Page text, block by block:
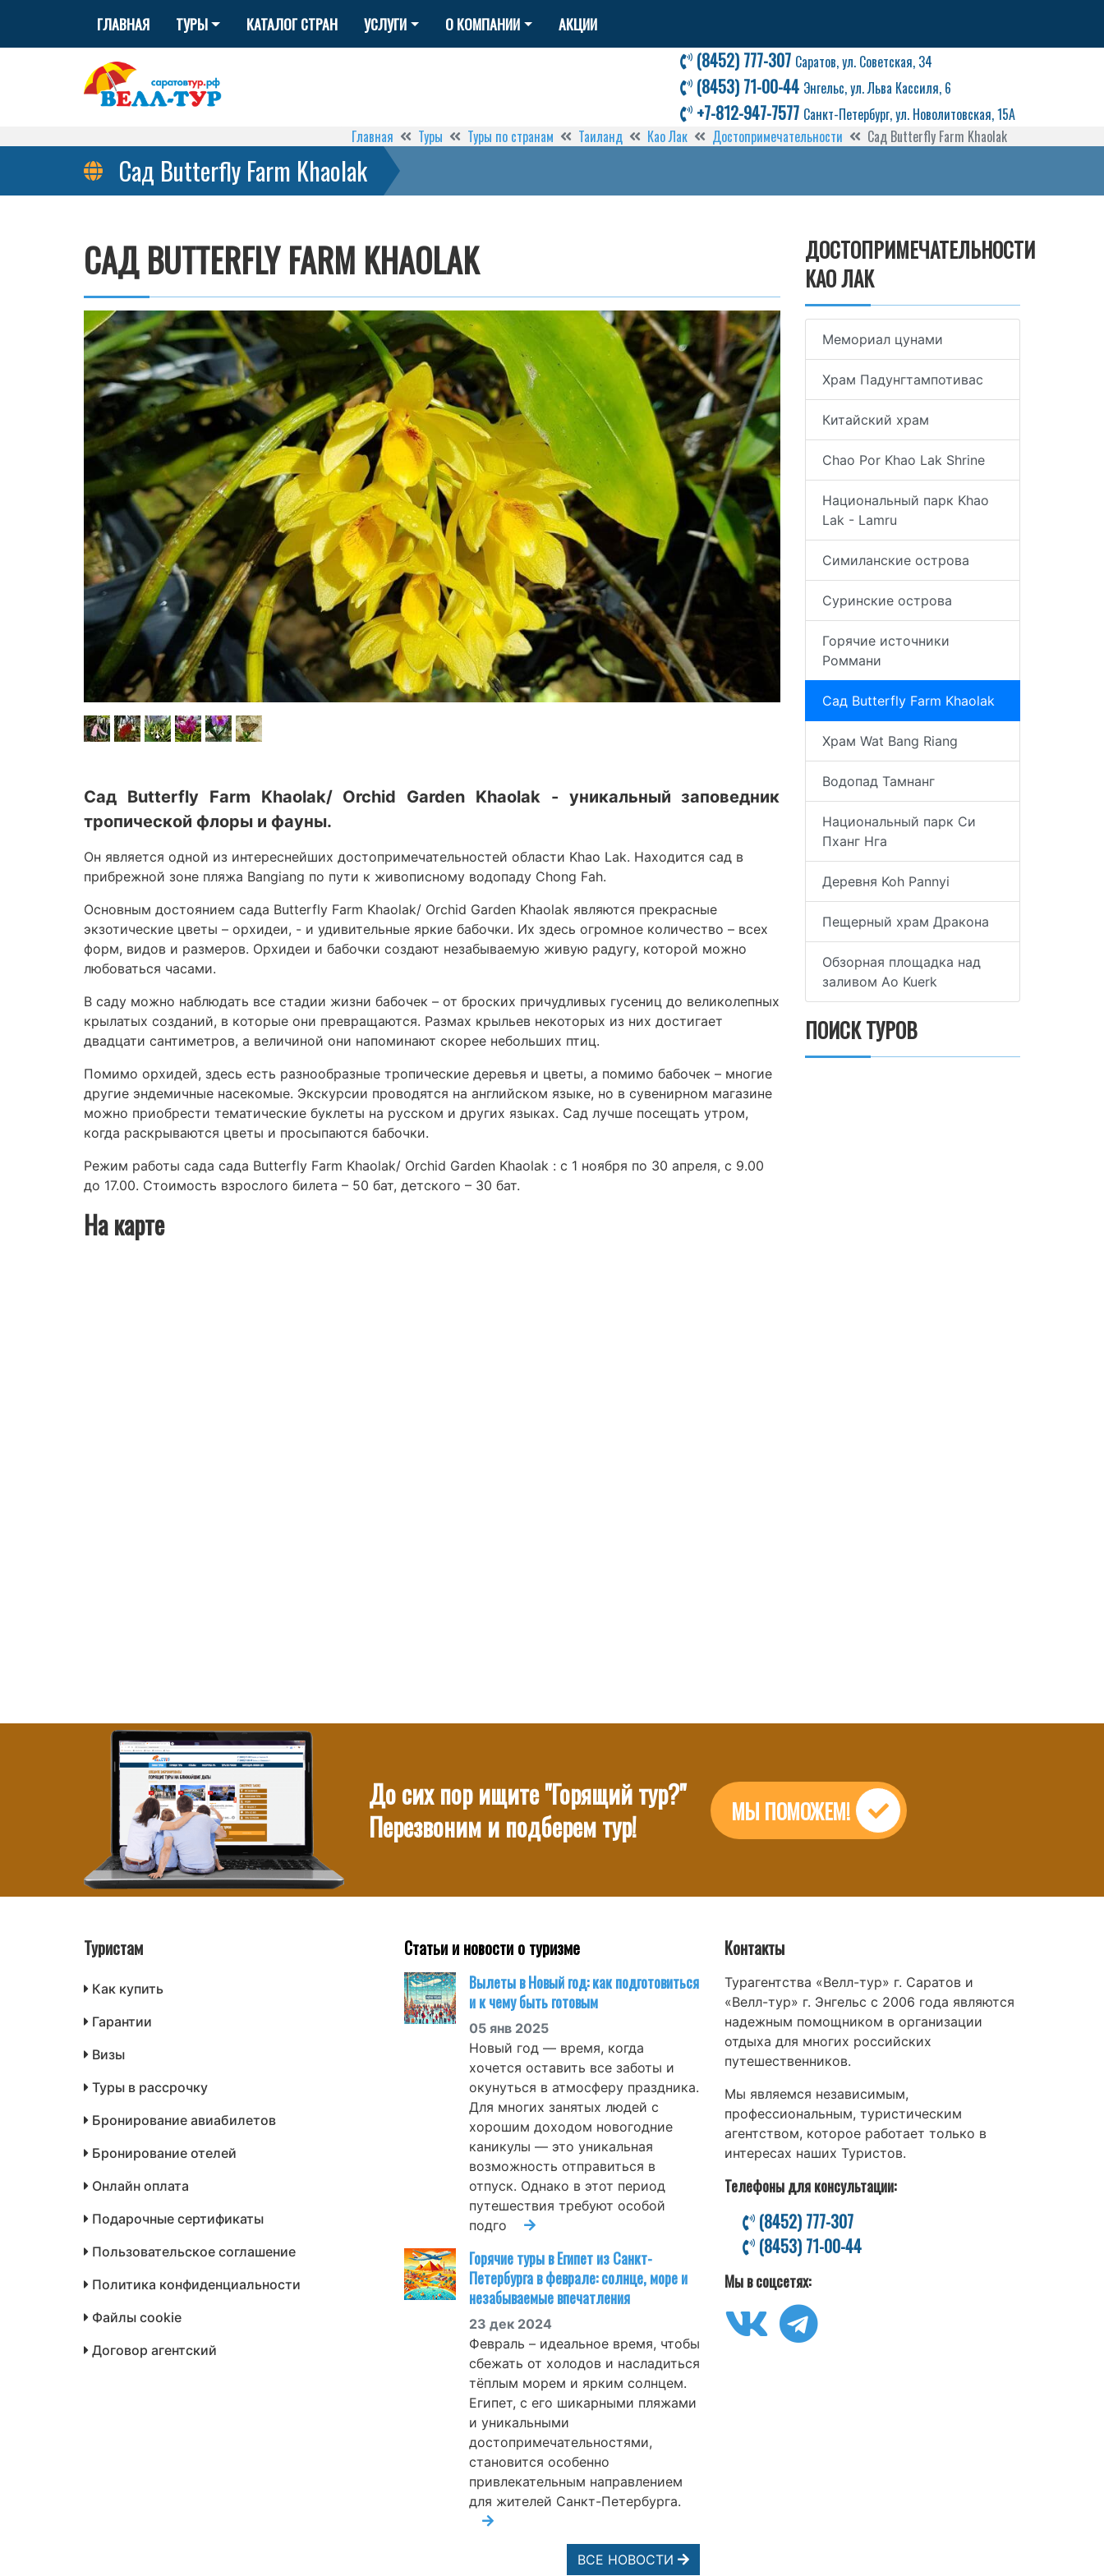
ГЛАВНАЯ ТУРЫ КАТАЛОГ СТРАН УСЛУГИ О КОМПАНИИ АКЦИИ
(8452) 777-307 Саратов, ул. Советская, 34
(8453) 71-00-44 Энгельс, ул. Льва Кассиля, 6
+7-812-947-7577 Санкт-Петербург, ул. Новолитовская, 15А
Главная
Туры Туры по странам Таиланд Као Лак Достопримечательности Сад Butterfly Farm Khaolak
Сад Butterfly Farm Khaolak
САД BUTTERFLY FARM KHAOLAK
Сад Butterfly Farm Khaolak/ Orchid Garden Khaolak - уникальный заповедник
тропической флоры и фауны.
Он является одной из интереснейших достопримечательностей области Khao Lak. Находится сад в
прибрежной зоне пляжа Bangiang по пути к живописному водопаду Chong Fah.
Основным достоянием сада Butterfly Farm Khaolak/ Orchid Garden Khaolak являются прекрасные
экзотические цветы – орхидеи, - и удивительные яркие бабочки. Их здесь огромное количество – всех
форм, видов и размеров. Орхидеи и бабочки создают незабываемую живую радугу, которой можно
любоваться часами.
В саду можно наблюдать все стадии жизни бабочек – от броских причудливых гусениц до великолепных
крылатых созданий, в которые они превращаются. Размах крыльев некоторых из них достигает
двадцати сантиметров, а величиной они напоминают скорее небольших птиц.
Помимо орхидей, здесь есть разнообразные тропические деревья и цветы, а помимо бабочек – многие
другие эндемичные насекомые. Экскурсии проводятся на английском языке, но в сувенирном магазине
можно приобрести тематические буклеты на русском и других языках. Сад лучше посещать утром,
когда раскрываются цветы и просыпаются бабочки.
Режим работы сада сада Butterfly Farm Khaolak/ Orchid Garden Khaolak : с 1 ноября по 30 апреля, с 9.00
до 17.00. Стоимость взрослого билета – 50 бат, детского – 30 бат.
На карте
ДОСТОПРИМЕЧАТЕЛЬНОСТИ
КАО ЛАК
Мемориал цунами
Храм Падунгтампотивас
Китайский храм
Chao Por Khao Lak Shrine
Национальный парк Khao
Lak - Lamru
Симиланские острова
Суринские острова
Горячие источники
Роммани
Сад Butterfly Farm Khaolak
Храм Wat Bang Riang
Водопад Тамнанг
Национальный парк Си
Пханг Нга
Деревня Koh Pannyi
Пещерный храм Дракона
Обзорная площадка над
заливом Ao Kuerk
ПОИСК ТУРОВ
До сих пор ищите "Горящий тур?"
Перезвоним и подберем тур!
МЫ ПОМОЖЕМ!
Туристам
Как купить
Гарантии
Визы
Туры в рассрочку
Бронирование авиабилетов
Бронирование отелей
Онлайн оплата
Подарочные сертификаты
Пользовательское соглашение
Политика конфиденциальности
Файлы cookie
Договор агентский
Статьи и новости о туризме
Вылеты в Новый год: как подготовиться
и к чему быть готовым
05 янв 2025
Новый год — время, когда
хочется оставить все заботы и
окунуться в атмосферу праздника.
Для многих занятых людей с
хорошим доходом новогодние
каникулы — это уникальная
возможность отправиться в
отпуск. Однако в этот период
путешествия требуют особой
подго
Горячие туры в Египет из Санкт-
Петербурга в феврале: солнце, море и
незабываемые впечатления
23 дек 2024
Февраль – идеальное время, чтобы
сбежать от холодов и насладиться
тёплым морем и ярким солнцем.
Египет, с его шикарными пляжами
и уникальными
достопримечательностями,
становится особенно
привлекательным направлением
для жителей Санкт-Петербурга.
ВСЕ НОВОСТИ
Контакты
Турагентства «Велл-тур» г. Саратов и
«Велл-тур» г. Энгельс с 2006 года являются
надежным помощником в организации
отдыха для многих российских
путешественников.
Мы являемся независимым,
профессиональным, туристическим
агентством, которое работает только в
интересах наших Туристов.
Телефоны для консультации:
(8452) 777-307
(8453) 71-00-44
Мы в соцсетях: